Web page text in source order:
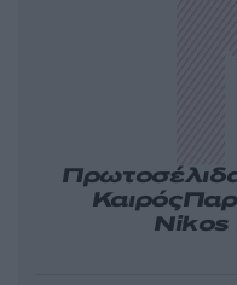
Καιρός
Nikos